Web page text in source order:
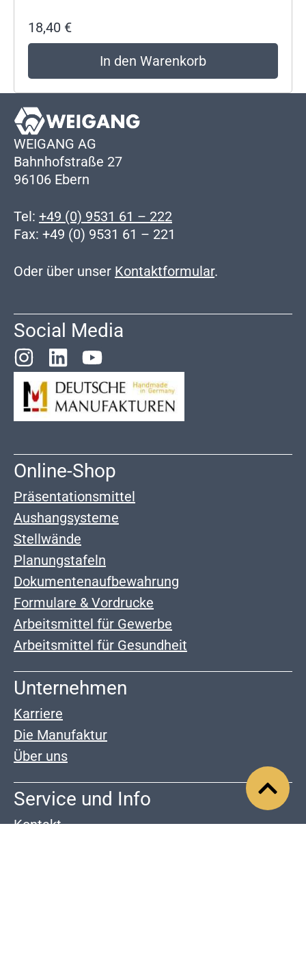
18,40 €
In den Warenkorb
WEIGANG AG
Bahnhofstraße 27
96106 Ebern
Tel: +49 (0) 9531 61 – 222
Fax: +49 (0) 9531 61 – 221
Oder über unser Kontaktformular.
Social Media
Online-Shop
Präsentationsmittel
Aushangsysteme
Stellwände
Planungstafeln
Dokumentenaufbewahrung
Formulare & Vordrucke
Arbeitsmittel für Gewerbe
Arbeitsmittel für Gesundheit
Unternehmen
Karriere
Die Manufaktur
Über uns
Service und Info
Kontakt